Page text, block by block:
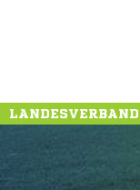
LANDESVERBAND